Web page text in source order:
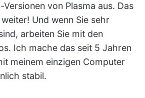
Versionen von Plasma aus. Das
Und wenn Sie sehr
arbeiten Sie mit den
Ich mache das seit 5 Jahren
meinem einzigen Computer
stabil.